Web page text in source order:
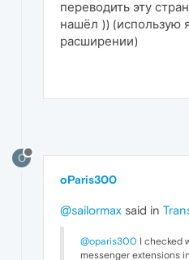
переводить эту
нашёл )) (использую
расширении)
O
oParis300
@sailormax said in
@oparis300 I checked
messenger extensions